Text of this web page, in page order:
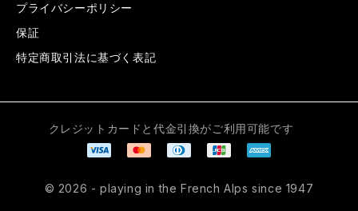
プライバシーポリシー
保証
特定商取引法に基づく表記
© 2026 - playing in the French Alps since 1947
クレジットカードと代金引換がご利用可能です